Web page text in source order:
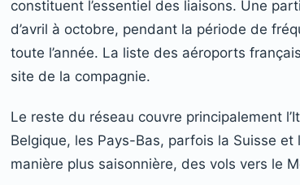
constituent l’essentiel des liaisons. Une
d’avril à octobre, pendant la période de
toute l’année. La liste des aéroports
site de la compagnie.
Le reste du réseau couvre principalement
Belgique, les Pays-Bas, parfois la Suisse
manière plus saisonnière, des vols vers le